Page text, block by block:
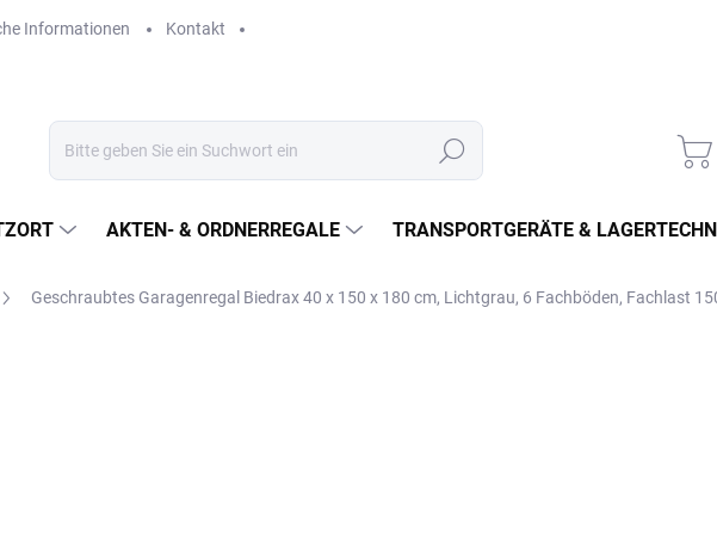
Informationen Kontakt
Suchen
AKTEN- & ORDNERREGALE TRANSPORTGERÄTE &
Geschraubtes Garagenregal Biedrax 40 x 150 x 180 cm, Lichtgrau, 6 Fachböden, Fachlast